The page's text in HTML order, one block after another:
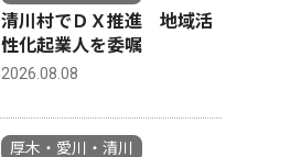
清川村でＤＸ推進 地域活
性化起業人を委嘱
2026.08.08
厚木・愛川・清川